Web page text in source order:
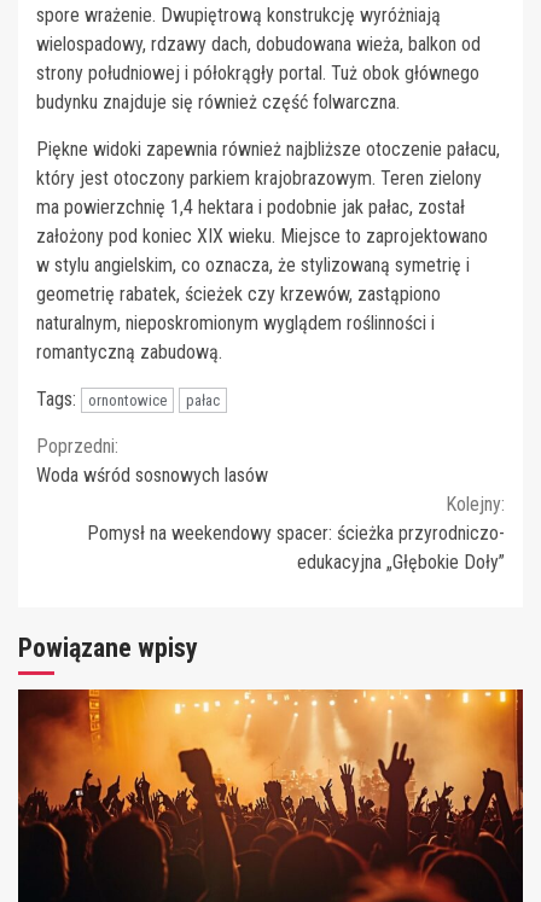
spore wrażenie. Dwupiętrową konstrukcję wyróżniają
wielospadowy, rdzawy dach, dobudowana wieża, balkon od
strony południowej i półokrągły portal. Tuż obok głównego
budynku znajduje się również część folwarczna.
Piękne widoki zapewnia również najbliższe otoczenie pałacu,
który jest otoczony parkiem krajobrazowym. Teren zielony
ma powierzchnię 1,4 hektara i podobnie jak pałac, został
założony pod koniec XIX wieku. Miejsce to zaprojektowano
w stylu angielskim, co oznacza, że stylizowaną symetrię i
geometrię rabatek, ścieżek czy krzewów, zastąpiono
naturalnym, nieposkromionym wyglądem roślinności i
romantyczną zabudową.
Tags: ornontowice pałac
Continue
Poprzedni:
Woda wśród sosnowych lasów
Kolejny:
Pomysł na weekendowy spacer: ścieżka przyrodniczo-
edukacyjna „Głębokie Doły”
Powiązane wpisy